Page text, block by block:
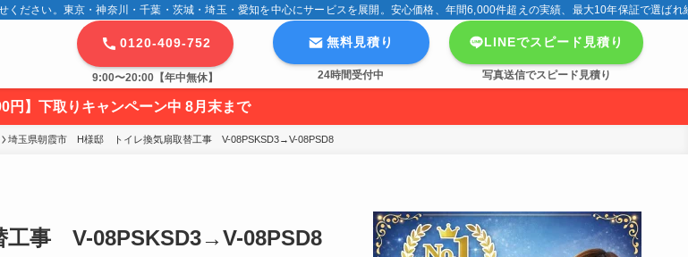
ださい。東京・神奈川・千葉・茨城・埼玉・愛知を中心にサービスを展開。安心価格、年間6,000件超えの実績、最大10年保証で選ばれ
0120-409-752
9:00〜20:00【年中無休】
無料見積り
24時間受付中
LINEでスピード見積り
写真送信でスピード見積り
円】下取りキャンペーン中 8月末まで
埼玉県朝霞市　H様邸　トイレ換気扇取替工事　V-08PSKSD3→V-08PSD8
事 V-08PSKSD3→V-08PSD8